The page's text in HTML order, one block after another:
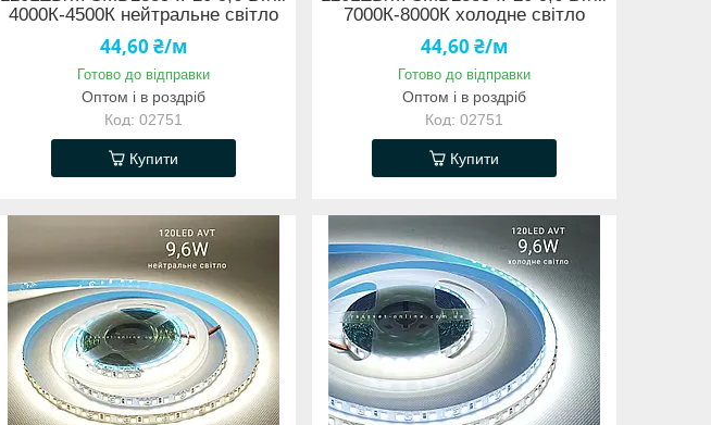
4000К-4500К нейтральне світло
44,60 ₴/м
Готово до відправки
Оптом і в роздріб
02751
Купити
7000К-8000К холодне світло
44,60 ₴/м
Готово до відправки
Оптом і в роздріб
02751
Купити